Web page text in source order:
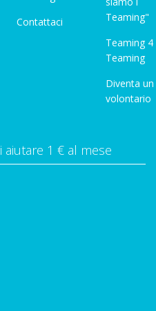
Contattaci
Teaming"
Teaming 4
Teaming
Diventa un
volontario
1 € al mese